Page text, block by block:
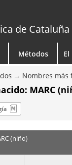
de Cataluña
Métodos
Nombres más
MARC
(niño)